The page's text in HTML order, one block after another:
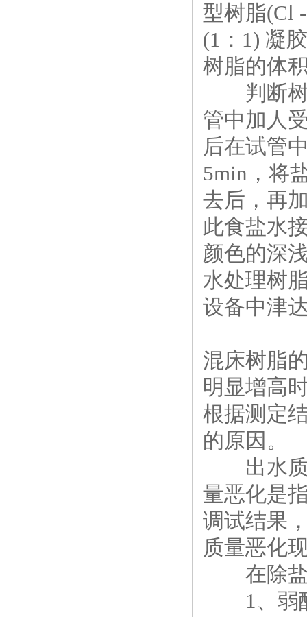
型树脂(Cl
(1：1) 凝
树脂的体
判断树
管中加人
后在试管
5min，将
去后，再
此食盐水
颜色的深
水处理树
设备中津
混床树脂
明显增高
根据测定
的原因。
出水质
量恶化是
调试结果
质量恶化
在除盐
1、弱